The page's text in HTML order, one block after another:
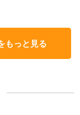
もっと見る